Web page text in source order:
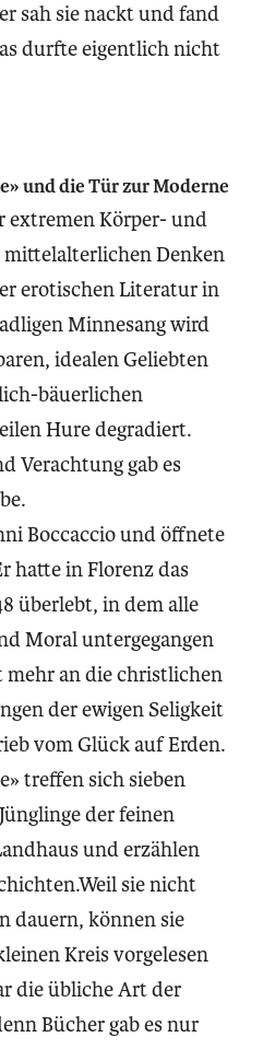
sah sie nackt und fand
durfte eigentlich nicht
und die Tür zur Moderne
extremen Körper- und
Denken
erotischen Literatur in
Minnesang wird
idealen Geliebten
bäuerlichen
Hure degradiert.
Verachtung gab es
Boccaccio und öffnete
hatte in Florenz das
überlebt, in dem alle
Moral untergegangen
mehr an die christlichen
der ewigen Seligkeit
vom Glück auf Erden.
treffen sich sieben
der feinen
und erzählen
sie nicht
dauern, können sie
Kreis vorgelesen
die übliche Art der
Bücher gab es nur